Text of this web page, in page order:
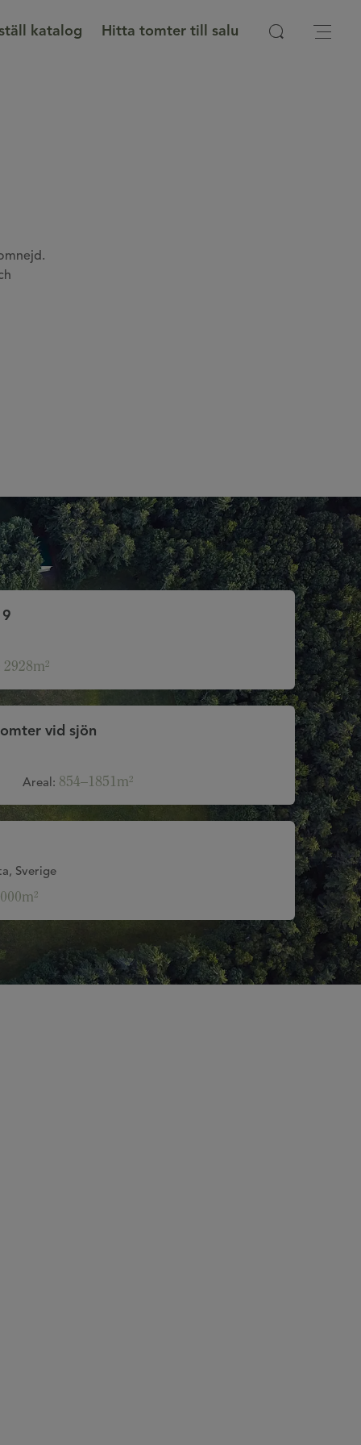
katalog Hitta tomter till salu
2928m²
vid sjön
Areal: 854–1851m²
Sverige